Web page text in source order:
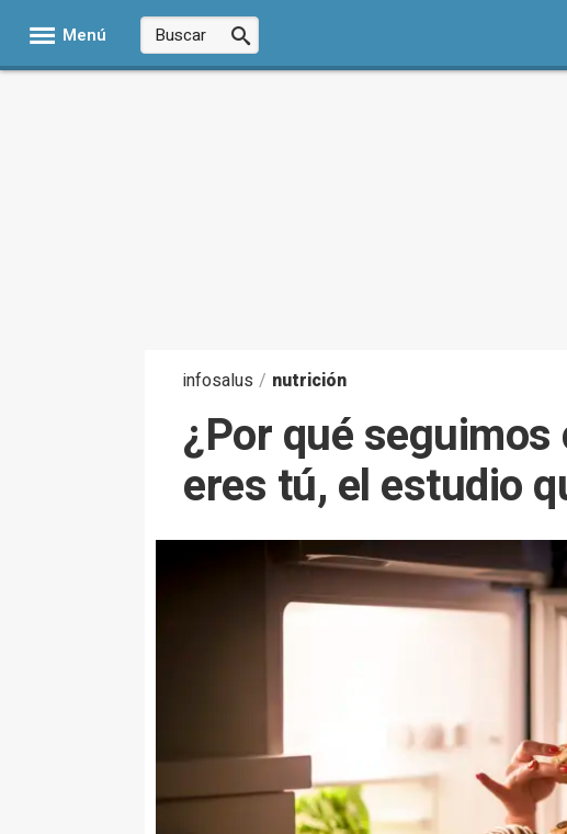
Menú
infosalus / nutrición
¿Por qué
eres tú, el estudio